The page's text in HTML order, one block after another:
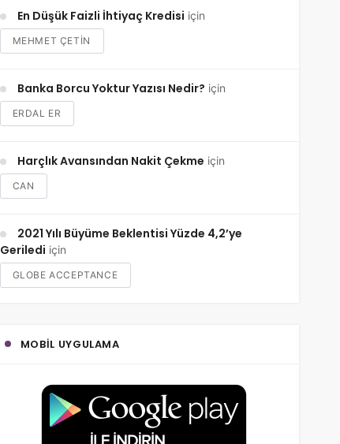
En Düşük Faizli İhtiyaç Kredisi için
MEHMET ÇETİN
Banka Borcu Yoktur Yazısı Nedir? için
ERDAL ER
Harçlık Avansından Nakit Çekme için
CAN
2021 Yılı Büyüme Beklentisi Yüzde 4,2’ye
Geriledi için
GLOBE ACCEPTANCE
MOBIL UYGULAMA